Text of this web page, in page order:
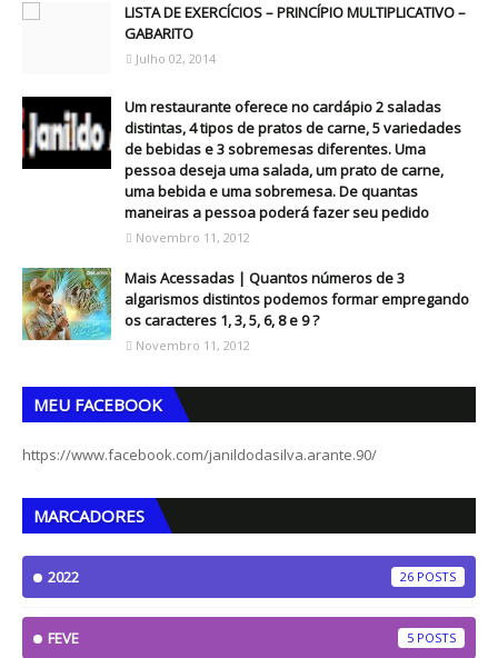
LISTA DE EXERCÍCIOS – PRINCÍPIO MULTIPLICATIVO –
GABARITO
Julho 02, 2014
Um restaurante oferece no cardápio 2 saladas
distintas, 4 tipos de pratos de carne, 5 variedades
de bebidas e 3 sobremesas diferentes. Uma
pessoa deseja uma salada, um prato de carne,
uma bebida e uma sobremesa. De quantas
maneiras a pessoa poderá fazer seu pedido
Novembro 11, 2012
Mais Acessadas | Quantos números de 3
algarismos distintos podemos formar empregando
os caracteres 1, 3, 5, 6, 8 e 9 ?
Novembro 11, 2012
MEU FACEBOOK
https://www.facebook.com/janildodasilva.arante.90/
MARCADORES
2022 26
FEVE 5